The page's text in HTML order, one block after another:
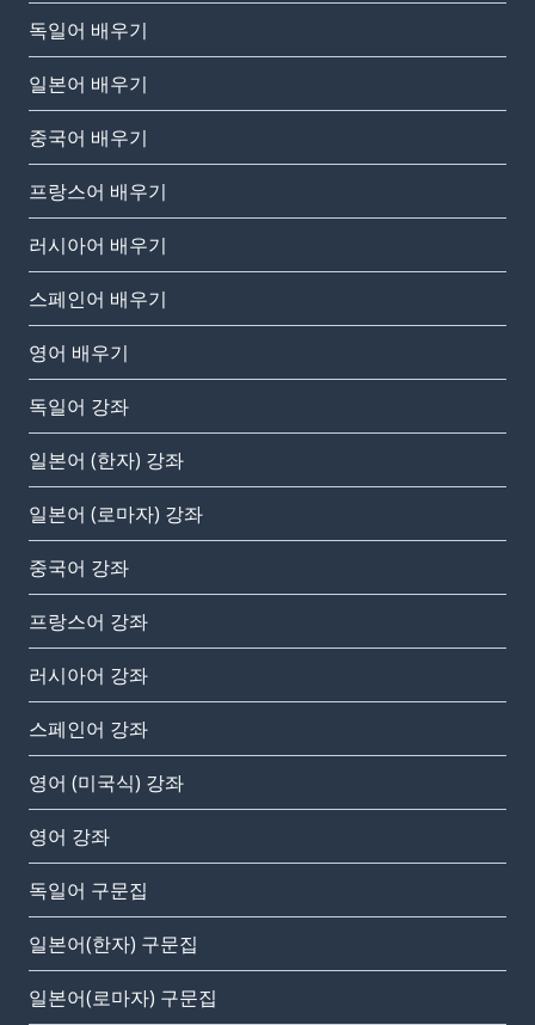
독일어 배우기
일본어 배우기
중국어 배우기
프랑스어 배우기
러시아어 배우기
스페인어 배우기
영어 배우기
독일어 강좌
일본어 (한자) 강좌
일본어 (로마자) 강좌
중국어 강좌
프랑스어 강좌
러시아어 강좌
스페인어 강좌
영어 (미국식) 강좌
영어 강좌
독일어 구문집
일본어(한자) 구문집
일본어(로마자) 구문집